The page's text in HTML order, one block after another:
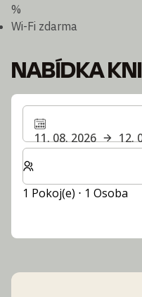
%
Wi-Fi zdarma
NABÍDKA
11. 08. 2026
12.
Zvolte počet pokojů a
1 Pokoj(e) ⋅ 1 Osoba